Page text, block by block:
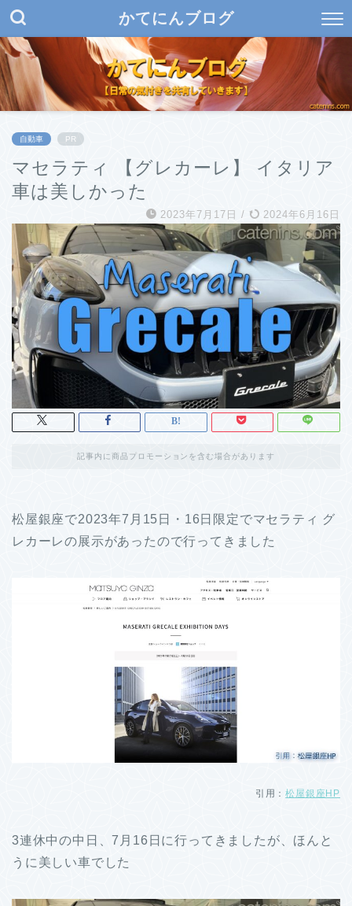
かてにんブログ
自動車 PR
マセラティ 【グレカーレ】 イタリア
車は美しかった
2023年7月17日 / 2024年6月16日
記事内に商品プロモーションを含む場合があります
松屋銀座で2023年7月15日・16日限定でマセラティ グ
レカーレの展示があったので行ってきました
引用：松屋銀座HP
3連休中の中日、7月16日に行ってきましたが、ほんと
うに美しい車でした